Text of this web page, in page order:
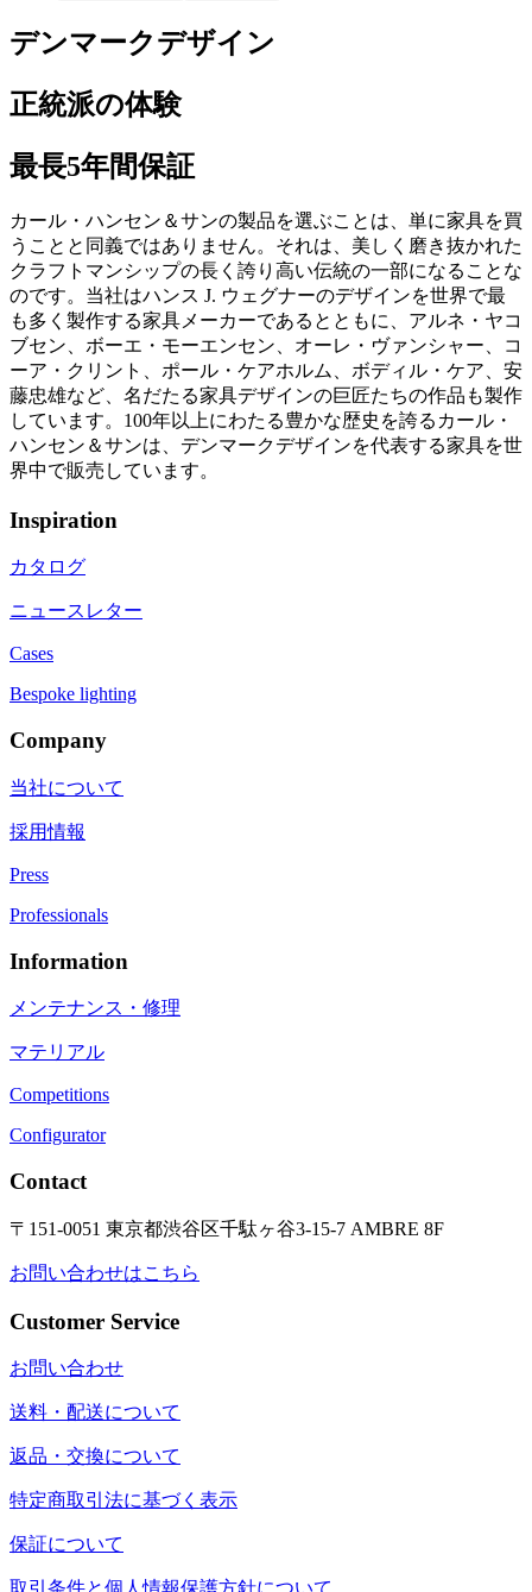
デンマークデザイン
正統派の体験
最長5年間保証
カール・ハンセン＆サンの製品を選ぶことは、単に家具を買
うことと同義ではありません。それは、美しく磨き抜かれた
クラフトマンシップの長く誇り高い伝統の一部になることな
のです。当社はハンス J. ウェグナーのデザインを世界で最
も多く製作する家具メーカーであるとともに、アルネ・ヤコ
ブセン、ボーエ・モーエンセン、オーレ・ヴァンシャー、コ
ーア・クリント、ポール・ケアホルム、ボディル・ケア、安
藤忠雄など、名だたる家具デザインの巨匠たちの作品も製作
しています。100年以上にわたる豊かな歴史を誇るカール・
ハンセン＆サンは、デンマークデザインを代表する家具を世
界中で販売しています。
Inspiration
カタログ
ニュースレター
Cases
Bespoke lighting
Company
当社について
採用情報
Press
Professionals
Information
メンテナンス・修理
マテリアル
Competitions
Configurator
Contact
〒151-0051 東京都渋谷区千駄ヶ谷3-15-7 AMBRE 8F
お問い合わせはこちら
Customer Service
お問い合わせ
送料・配送について
返品・交換について
特定商取引法に基づく表示
保証について